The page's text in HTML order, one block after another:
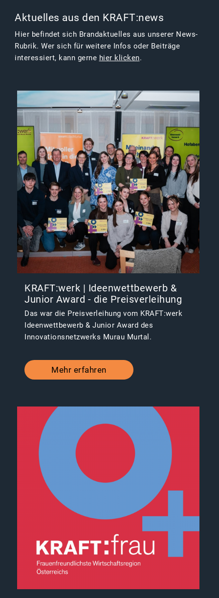
Aktuelles aus den KRAFT:news
Hier befindet sich Brandaktuelles aus unserer News-
Rubrik. Wer sich für weitere Infos oder Beiträge
interessiert, kann gerne hier klicken.
KRAFT:werk | Ideenwettbewerb &
Junior Award - die Preisverleihung
Das war die Preisverleihung vom KRAFT:werk
Ideenwettbewerb & Junior Award des
Innovationsnetzwerks Murau Murtal.
Mehr erfahren